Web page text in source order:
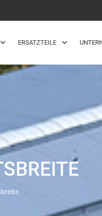
ERSATZTEILE